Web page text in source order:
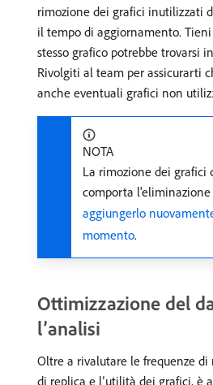
rimozione dei grafici inutilizzati
il tempo di aggiornamento.
stesso grafico potrebbe trovarsi
Rivolgiti al team per assicurarti
anche eventuali grafici non
NOTA
La rimozione dei grafici
comporta l'eliminazione
aggiungerlo
momento.
Ottimizzazione del
l’analisi
Oltre a rivalutare le frequenze
di replica e l’utilità dei grafici, è